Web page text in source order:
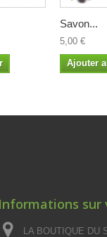
Savon...
5,00 €
Ajouter
Informations sur
LA BOUTIQUE DU